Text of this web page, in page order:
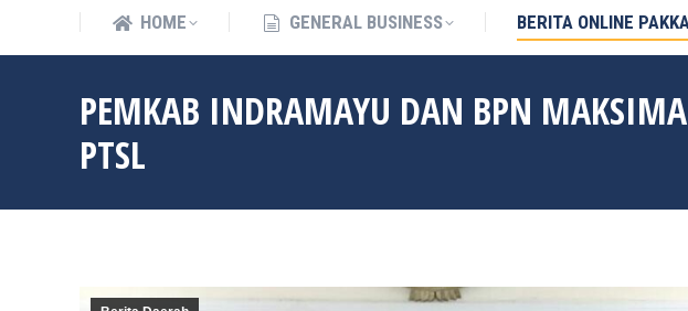
HOME GENERAL BUSINESS BERITA ONLINE
PEMKAB INDRAMAYU DAN BPN
PTSL